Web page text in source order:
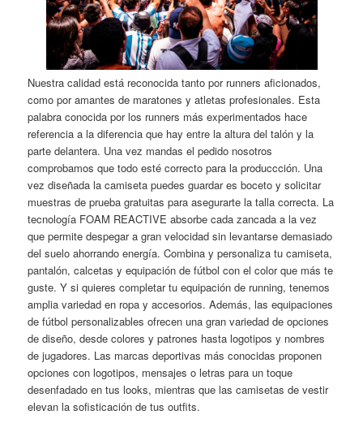
Nuestra calidad está reconocida tanto por runners aficionados,
como por amantes de maratones y atletas profesionales. Esta
palabra conocida por los runners más experimentados hace
referencia a la diferencia que hay entre la altura del talón y la
parte delantera. Una vez mandas el pedido nosotros
comprobamos que todo esté correcto para la produccción. Una
vez diseñada la camiseta puedes guardar es boceto y solicitar
muestras de prueba gratuitas para asegurarte la talla correcta. La
tecnología FOAM REACTIVE absorbe cada zancada a la vez
que permite despegar a gran velocidad sin levantarse demasiado
del suelo ahorrando energía. Combina y personaliza tu camiseta,
pantalón, calcetas y equipación de fútbol con el color que más te
guste. Y si quieres completar tu equipación de running, tenemos
amplia variedad en ropa y accesorios. Además, las equipaciones
de fútbol personalizables ofrecen una gran variedad de opciones
de diseño, desde colores y patrones hasta logotipos y nombres
de jugadores. Las marcas deportivas más conocidas proponen
opciones con logotipos, mensajes o letras para un toque
desenfadado en tus looks, mientras que las camisetas de vestir
elevan la sofisticación de tus outfits.